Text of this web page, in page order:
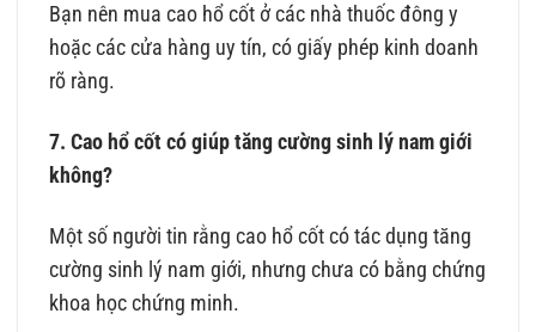
Bạn nên mua cao hổ cốt ở các nhà thuốc đông y
hoặc các cửa hàng uy tín, có giấy phép kinh doanh
rõ ràng.
7. Cao hổ cốt có giúp tăng cường sinh lý nam giới
không?
Một số người tin rằng cao hổ cốt có tác dụng tăng
cường sinh lý nam giới, nhưng chưa có bằng chứng
khoa học chứng minh.